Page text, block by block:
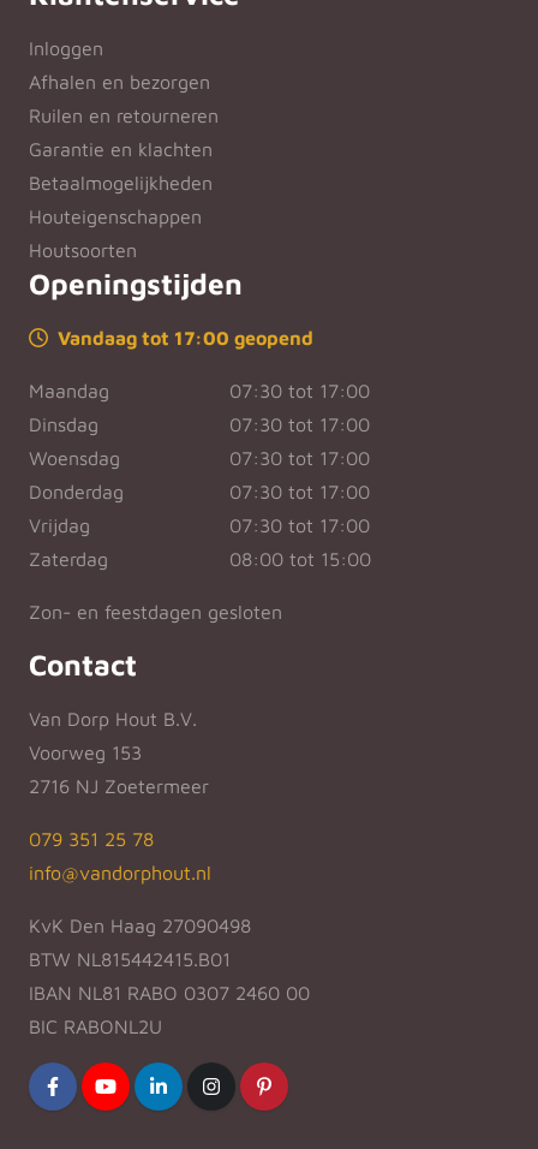
Inloggen
Afhalen en bezorgen
Ruilen en retourneren
Garantie en klachten
Betaalmogelijkheden
Houteigenschappen
Houtsoorten
Openingstijden
Vandaag tot 17:00 geopend
Maandag
07:30 tot 17:00
Dinsdag
07:30 tot 17:00
Woensdag
07:30 tot 17:00
Donderdag
07:30 tot 17:00
Vrijdag
07:30 tot 17:00
Zaterdag
08:00 tot 15:00
Zon- en feestdagen gesloten
Contact
Van Dorp Hout B.V.
Voorweg 153
2716 NJ Zoetermeer
079 351 25 78
info@vandorphout.nl
KvK Den Haag 27090498
BTW NL815442415.B01
IBAN NL81 RABO 0307 2460 00
BIC RABONL2U